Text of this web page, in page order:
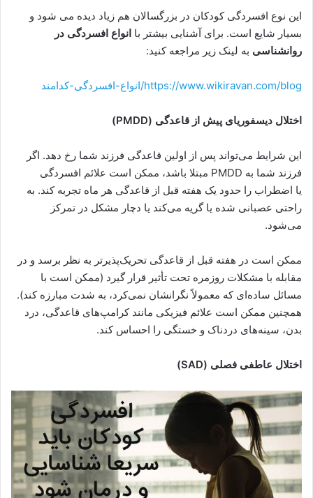
این نوع افسردگی کودکان در بزرگسالان هم زیاد دیده می شود و
بسیار شایع است. برای آشنایی بیشتر با انواع افسردگی در
روانشناسی به لینک زیر مراجعه کنید:
https://www.wikiravan.com/blog/انواع-افسردگی-کدامند
اختلال دیسفوریای پیش از قاعدگی (PMDD)
این شرایط می‌تواند پس از اولین قاعدگی فرزند شما رخ دهد. اگر
فرزند شما به PMDD مبتلا باشد، ممکن است علائم افسردگی
یا اضطراب را حدود یک هفته قبل از قاعدگی هر ماه تجربه کند. به
راحتی عصبانی شده یا گریه می‌کند یا دچار مشکل در تمرکز
می‌شود.
ممکن است در هفته قبل از قاعدگی تحریک‌پذیرتر به نظر برسد و در
مقابله با مشکلات روزمره تحت تأثیر قرار گیرد (ممکن است با
مسائل ساده‌ای که معمولاً نگرانشان نمی‌کرد، به شدت مبارزه کند).
همچنین ممکن است علائم فیزیکی مانند کرامپ‌های قاعدگی، درد
بدن، سینه‌های دردناک و خستگی را احساس کند.
اختلال عاطفی فصلی (SAD)